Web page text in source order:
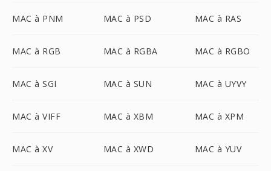
MAC à PNM MAC à PSD MAC à RAS
MAC à RGB MAC à RGBA MAC à RGBO
MAC à SGI MAC à SUN MAC à UYVY
MAC à VIFF MAC à XBM MAC à XPM
MAC à XV MAC à XWD MAC à YUV